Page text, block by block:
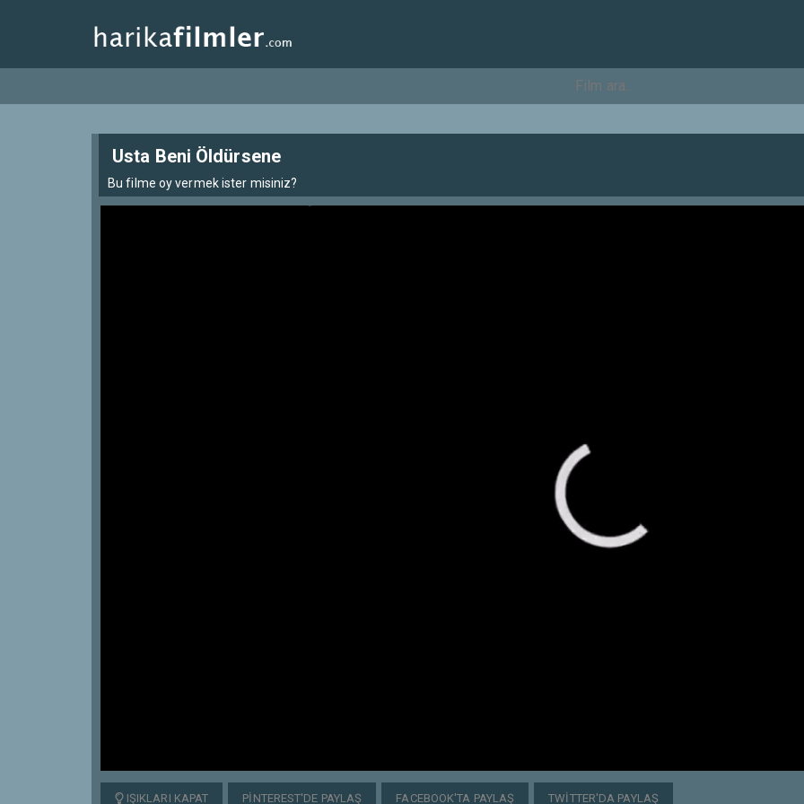
Usta Beni Öldürsene
Bu filme oy vermek ister misiniz?
IŞIKLARI KAPAT PINTEREST'DE PAYLAŞ FACEBOOK'TA PAYLAŞ TWITTER'DA PAYLAŞ